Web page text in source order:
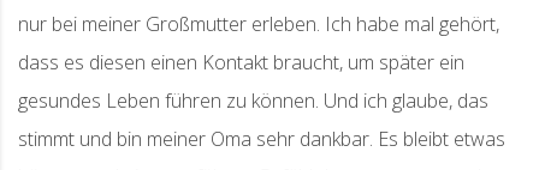
nur bei meiner Großmutter erleben. Ich habe mal gehört,
dass es diesen einen Kontakt braucht, um später ein
gesundes Leben führen zu können. Und ich glaube, das
stimmt und bin meiner Oma sehr dankbar. Es bleibt etwas